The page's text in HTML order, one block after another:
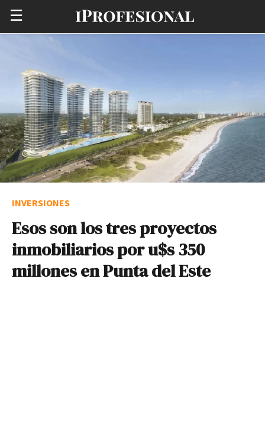
☰
INVERSIONES
Esos son los tres proyectos
inmobiliarios por u$s 350
millones en Punta del Este